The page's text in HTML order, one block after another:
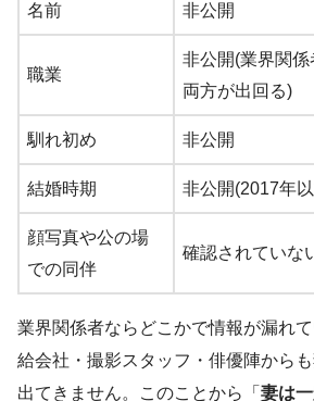
名前 非公開
職業
非公開(業界関
両方が出回る)
馴れ初め 非公開
結婚時期 非公開(2017年
顔写真や公の場
での同伴
確認されていな
業界関係者ならどこかで情報が漏れ
給会社・撮影スタッフ・俳優陣から
出てきません。このことから「 妻は